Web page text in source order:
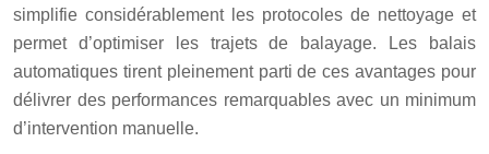
simplifie considérablement les protocoles de nettoyage et
permet d’optimiser les trajets de balayage. Les balais
automatiques tirent pleinement parti de ces avantages pour
délivrer des performances remarquables avec un minimum
d’intervention manuelle.